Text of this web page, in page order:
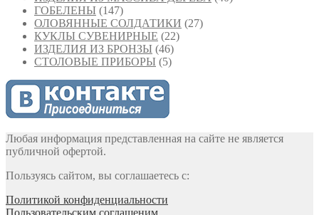
ГОБЕЛЕНЫ (147)
ОЛОВЯННЫЕ СОЛДАТИКИ (27)
КУКЛЫ СУВЕНИРНЫЕ (22)
ИЗДЕЛИЯ ИЗ БРОНЗЫ (46)
СТОЛОВЫЕ ПРИБОРЫ (5)
Любая информация представленная на сайте не является
публичной офертой.
Пользуясь сайтом, вы соглашаетесь с:
Политикой конфиденциальности